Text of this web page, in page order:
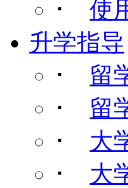
･ 使
升学指导
･ 留
･ 留
･ 大
･ 大